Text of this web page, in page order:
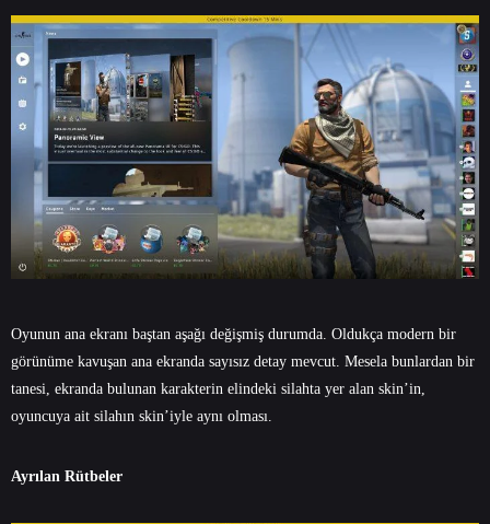
Oyunun ana ekranı baştan aşağı değişmiş durumda. Oldukça modern bir
görünüme kavuşan ana ekranda sayısız detay mevcut. Mesela bunlardan bir
tanesi, ekranda bulunan karakterin elindeki silahta yer alan skin’in,
oyuncuya ait silahın skin’iyle aynı olması.
Ayrılan Rütbeler